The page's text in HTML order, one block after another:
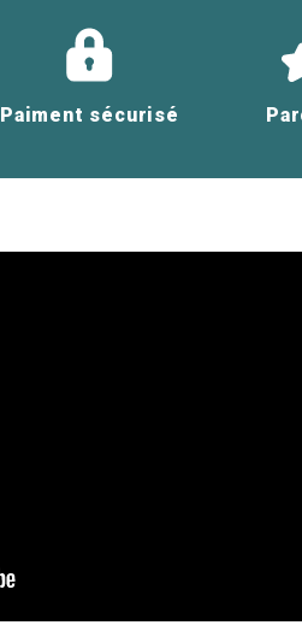
Paiment sécurisé